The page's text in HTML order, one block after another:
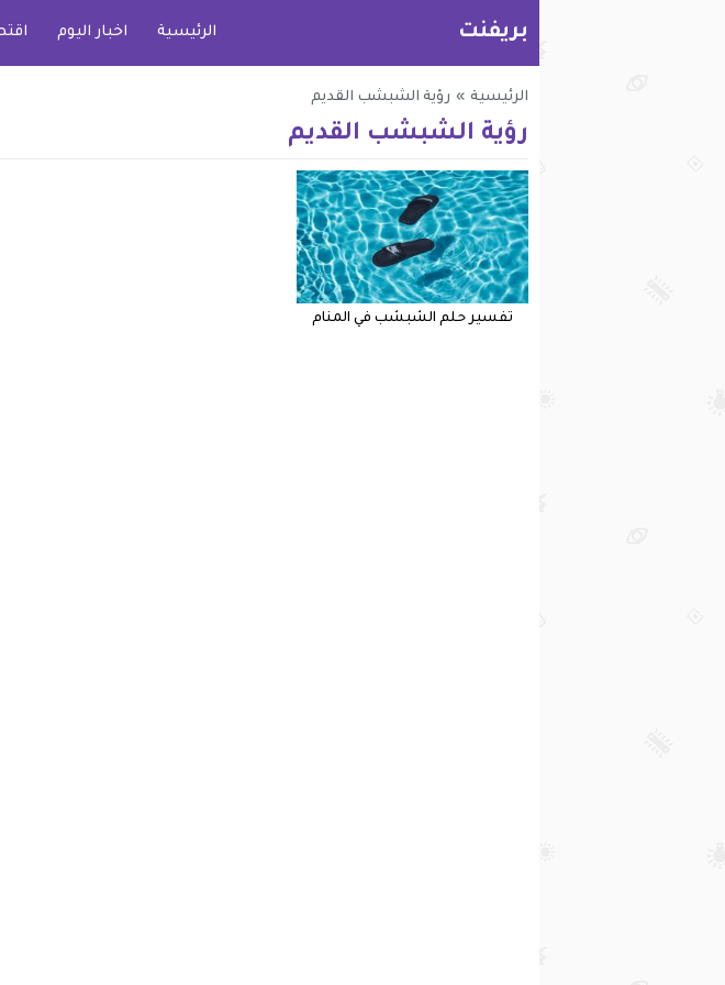
بريفنت الرئيسية اخبار اليوم
الرئيسية » رؤية الشبشب القديم
رؤية الشبشب القديم
تفسير حلم الشبشب في المنام